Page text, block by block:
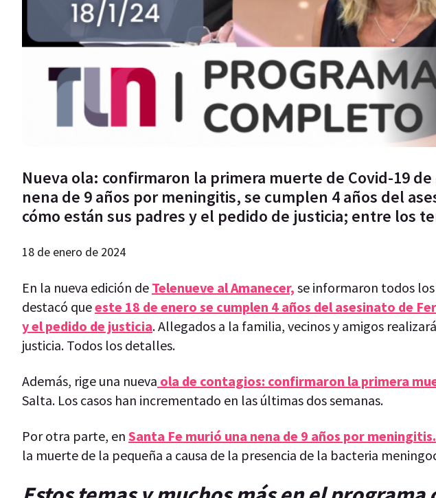
Nueva ola: confirmaron la primera muerte de Covid-19
nena de 9 años por meningitis, se cumplen 4 años del
cómo están sus padres y el pedido de justicia; entre los
18 de enero de 2024
En la nueva edición de Telenueve al Amanecer, se informaron todos
destacó queeste 18 de enero se cumplen 4 años del asesinato de
y el pedido de justicia. Allegados a la familia, vecinos y amigos
justicia. Todos los detalles.
Además, rige una nueva ola de contagios: confirmaron la primera
Salta. Los casos han incrementado en las últimas dos semanas.
Por otra parte, en Santa Fe murió una nena de 9 años por meningitis.
la muerte de la pequeña a causa de la presencia de la bacteria